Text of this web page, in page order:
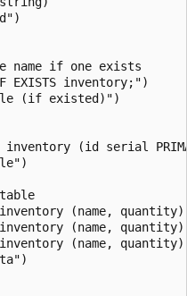
name if one exists
EXISTS inventory;")
(if existed)")
inventory (id serial
inventory (name,
inventory (name,
inventory (name,